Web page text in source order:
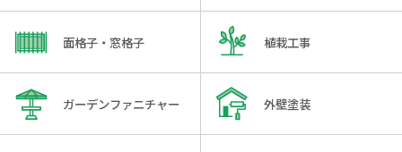
面格子・窓格子 植栽工事
ガーデンファニチャー 外壁塗装